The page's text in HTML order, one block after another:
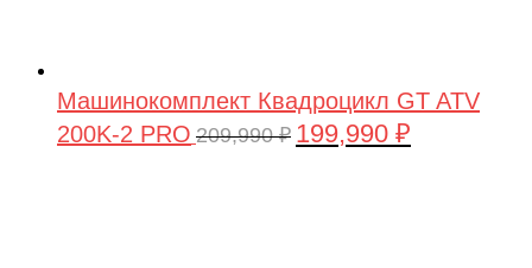
Машинокомплект Квадроцикл GT ATV
200K-2 PRO 209,990₽ Первоначальная
199,990 ₽